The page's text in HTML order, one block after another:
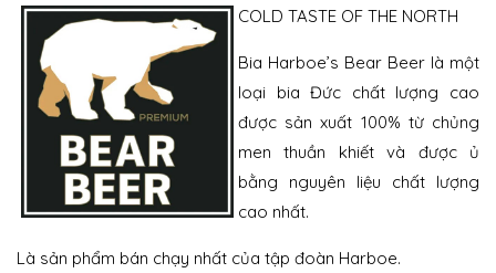
COLD TASTE OF THE NORTH
Bia Harboe’s Bear Beer là một
loại bia Đức chất lượng cao
được sản xuất 100% từ chủng
men thuần khiết và được ủ
bằng nguyên liệu chất lượng
cao nhất.
Là sản phẩm bán chạy nhất của tập đoàn Harboe.